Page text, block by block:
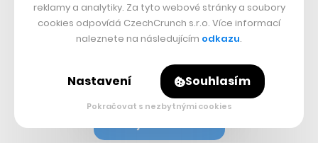
reklamy a analytiky. Za tyto webové stránky a soubory
cookies odpovídá CzechCrunch s.r.o. Více informací
naleznete na následujícím odkazu.
Nastavení Souhlasím
Pokračovat s nezbytnými cookies